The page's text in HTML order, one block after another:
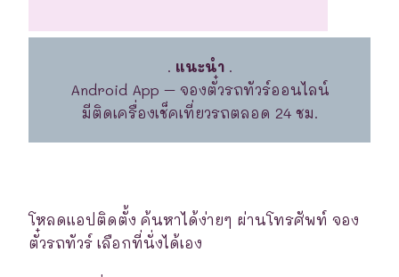
. แนะนำ.
Android App – จองตั๋วรถทัวร์ออนไลน์
มีติดเครื่องเช็คเที่ยวรถตลอด 24 ชม.
โหลดแอปติดตั้ง ค้นหาได้ง่ายๆ ผ่านโทรศัพท์ จอง
ตั๋วรถทัวร์ เลือกที่นั่งได้เอง